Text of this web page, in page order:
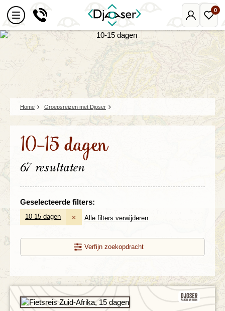
Mijn
Djoser
0
Home Groepsreizen met Djoser
10-15 dagen
67 resultaten
Geselecteerde filters:
10-15 dagen × Alle filters verwijderen
Verfijn zoekopdracht